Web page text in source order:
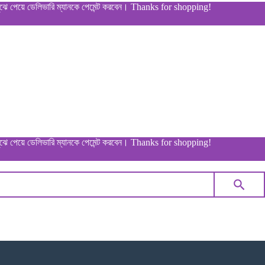
ম্যানকে পেমেন্ট করবেন। Thanks for shopping!
ম্যানকে পেমেন্ট করবেন। Thanks for shopping!